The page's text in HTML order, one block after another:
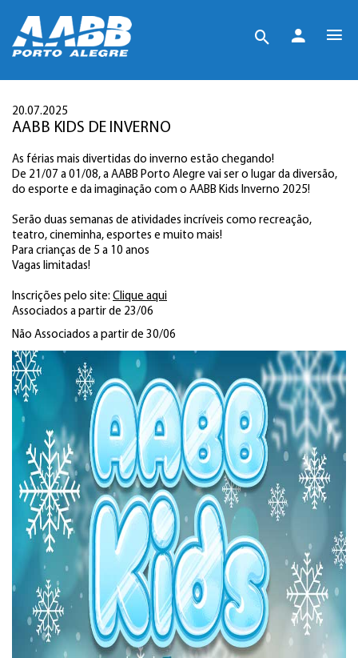
20.07.2025
AABB KIDS DE INVERNO
As férias mais divertidas do inverno estão chegando!
De 21/07 a 01/08, a AABB Porto Alegre vai ser o lugar da diversão,
do esporte e da imaginação com o AABB Kids Inverno 2025!
Serão duas semanas de atividades incríveis como recreação,
teatro, cineminha, esportes e muito mais!
Para crianças de 5 a 10 anos
Vagas limitadas!
Inscrições pelo site: Clique aqui
Associados a partir de 23/06
Não Associados a partir de 30/06